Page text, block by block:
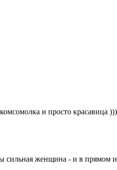
и просто красавица )))
сильная женщина - и в прямом